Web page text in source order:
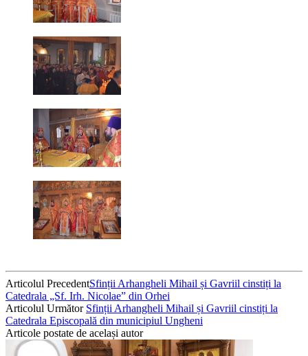
Articolul PrecedentSfinții Arhangheli Mihail și Gavriil cinstiți la
Catedrala „Sf. Irh. Nicolae” din Orhei
Articolul Următor Sfinții Arhangheli Mihail și Gavriil cinstiți la
Catedrala Episcopală din municipiul Ungheni
Articole postate de același autor